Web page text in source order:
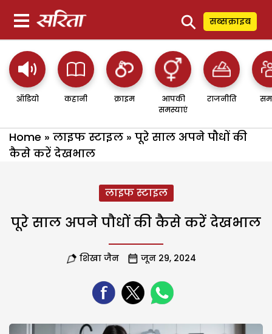
⚲ सब्सक्राइब
ऑडियो कहानी क्राइम
आपकी
समस्याएं
राजनीति
Home » लाइफ स्टाइल » पूरे साल अपने पौधों की
कैसे करें देखभाल
लाइफ स्टाइल
पूरे साल अपने पौधों की कैसे करें देखभाल
शिखा जैन जून 29, 2024